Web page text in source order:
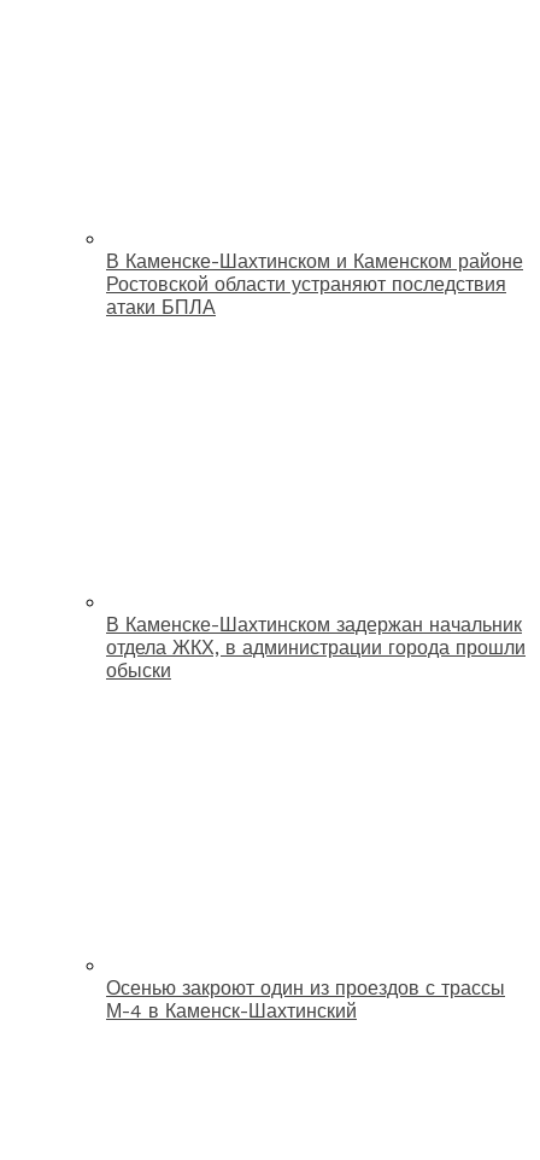
В Каменске-Шахтинском и Каменском районе
Ростовской области устраняют последствия
атаки БПЛА
В Каменске-Шахтинском задержан начальник
отдела ЖКХ, в администрации города прошли
обыски
Осенью закроют один из проездов с трассы
М-4 в Каменск-Шахтинский